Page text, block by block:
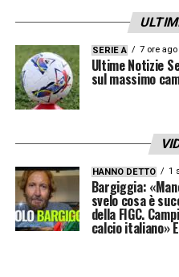
SERIE A 7 ore ago
Ultime Notizie
sul massimo
HANNO DETTO 1
Bargiggia:
svelo cosa è
della FIGC.
calcio italiano»